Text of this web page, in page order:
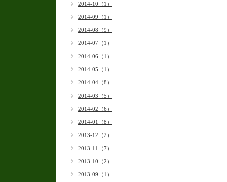
2014-10（1）
2014-09（1）
2014-08（9）
2014-07（1）
2014-06（1）
2014-05（1）
2014-04（8）
2014-03（5）
2014-02（6）
2014-01（8）
2013-12（2）
2013-11（7）
2013-10（2）
2013-09（1）